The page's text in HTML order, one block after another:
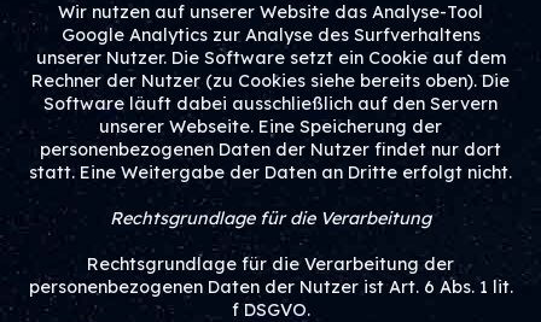
Wir nutzen auf unserer Website das Analyse-Tool
Google Analytics zur Analyse des Surfverhaltens
unserer Nutzer. Die Software setzt ein Cookie auf dem
Rechner der Nutzer (zu Cookies siehe bereits oben). Die
Software läuft dabei ausschließlich auf den Servern
unserer Webseite. Eine Speicherung der
personenbezogenen Daten der Nutzer findet nur dort
statt. Eine Weitergabe der Daten an Dritte erfolgt nicht.
Rechtsgrundlage für die Verarbeitung
Rechtsgrundlage für die Verarbeitung der
personenbezogenen Daten der Nutzer ist Art. 6 Abs. 1 lit.
f DSGVO.